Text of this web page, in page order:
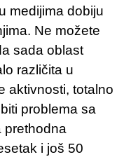
medijima dobiju
Ne možete
sada oblast
različita u
aktivnosti, totalno
problema sa
prethodna
i još 50